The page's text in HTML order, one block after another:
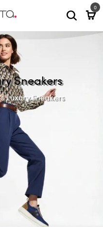
0
Sneakers
Luxury Sneakers